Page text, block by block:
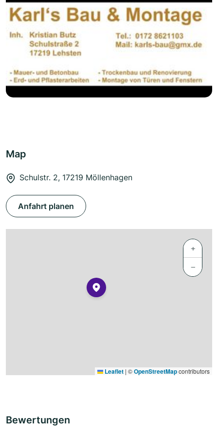
Map
Schulstr. 2, 17219 Möllenhagen
Anfahrt planen
+
−
Leaflet | ©OpenStreetMapcontributors
Bewertungen